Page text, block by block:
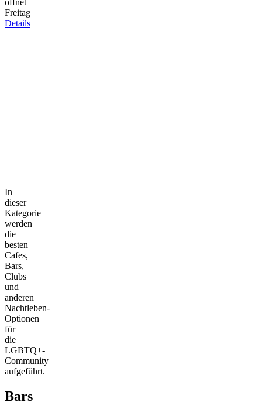
Freitag
Details
In
dieser
Kategorie
werden
die
besten
Cafes,
Bars,
Clubs
und
anderen
Nachtleben-
Optionen
für
die
LGBTQ+-
Community
aufgeführt.
Bars